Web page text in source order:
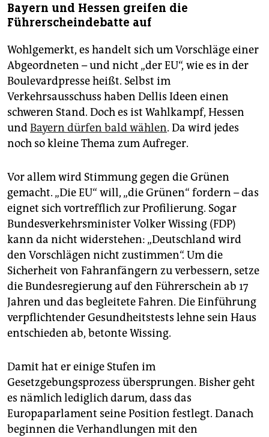
Bayern und Hessen greifen die
Führerscheindebatte auf
Wohlgemerkt, es handelt sich um Vorschläge einer
Abgeordneten – und nicht „der EU“, wie es in der
Boulevardpresse heißt. Selbst im
Verkehrsausschuss haben Dellis Ideen einen
schweren Stand. Doch es ist Wahlkampf, Hessen
undBayern dürfen bald wählen. Da wird jedes
noch so kleine Thema zum Aufreger.
Vor allem wird Stimmung gegen die Grünen
gemacht. „Die EU“ will, „die Grünen“ fordern – das
eignet sich vortrefflich zur Profilierung. Sogar
Bundesverkehrsminister Volker Wissing (FDP)
kann da nicht widerstehen: „Deutschland wird
den Vorschlägen nicht zustimmen“. Um die
Sicherheit von Fahranfängern zu verbessern, setze
die Bundesregierung auf den Führerschein ab 17
Jahren und das begleitete Fahren. Die Einführung
verpflichtender Gesundheitstests lehne sein Haus
entschieden ab, betonte Wissing.
Damit hat er einige Stufen im
Gesetzgebungsprozess übersprungen. Bisher geht
es nämlich lediglich darum, dass das
Europaparlament seine Position festlegt. Danach
beginnen die Verhandlungen mit den